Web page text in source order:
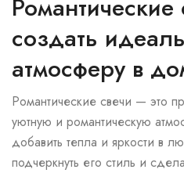
Романтические
создать
атмосферу в
Романтические свечи — это
уютную и романтическую
добавить тепла и яркости в
подчеркнуть его стиль и